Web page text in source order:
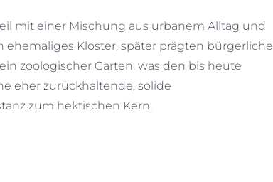
mit einer Mischung aus urbanem Alltag und
Kloster, später prägten bürgerliche
zoologischer Garten, was den bis heute
eher zurückhaltende, solide
zum hektischen Kern.